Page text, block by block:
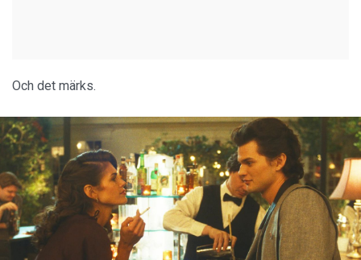
Och det märks.